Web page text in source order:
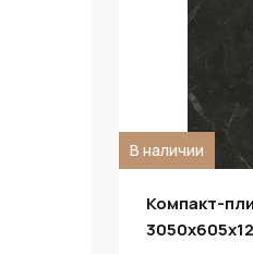
В наличии
Компакт-
3050х605х12